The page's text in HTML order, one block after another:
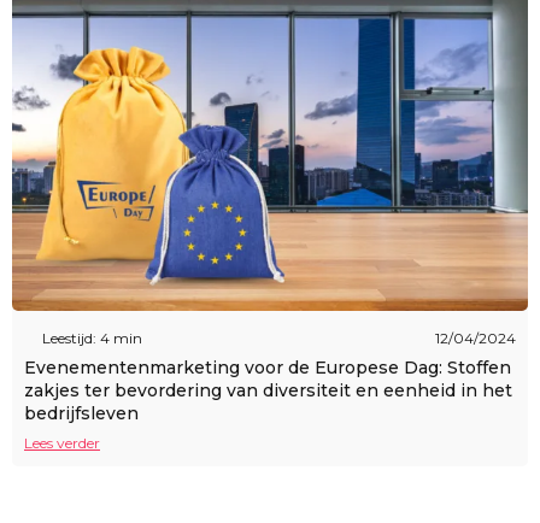
Leestijd: 4 min 12/04/2024
Evenementenmarketing voor de Europese Dag: Stoffen
zakjes ter bevordering van diversiteit en eenheid in het
bedrijfsleven
Lees verder